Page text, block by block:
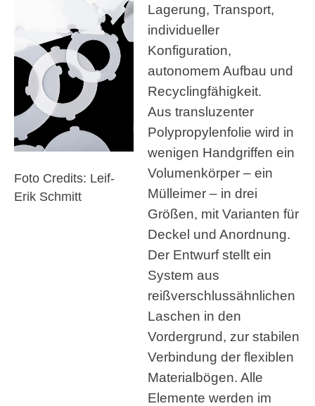
Foto Credits: Leif-
Erik Schmitt
Lagerung, Transport,
individueller
Konfiguration,
autonomem Aufbau und
Recyclingfähigkeit.
Aus transluzenter
Polypropylenfolie wird in
wenigen Handgriffen ein
Volumenkörper – ein
Mülleimer – in drei
Größen, mit Varianten für
Deckel und Anordnung.
Der Entwurf stellt ein
System aus
reißverschlussähnlichen
Laschen in den
Vordergrund, zur stabilen
Verbindung der flexiblen
Materialbögen. Alle
Elemente werden im